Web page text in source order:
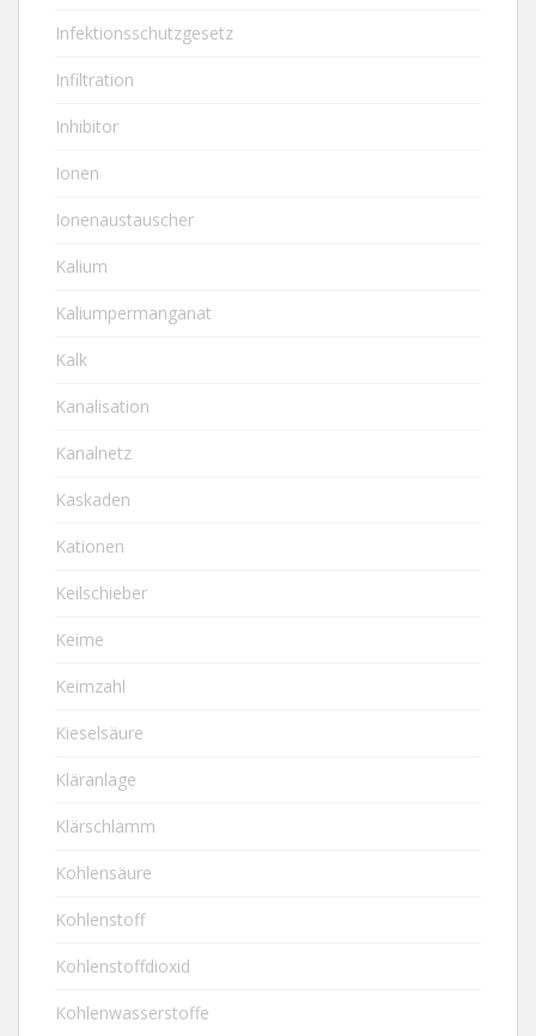
Infektionsschutzgesetz
Infiltration
Inhibitor
Ionen
Ionenaustauscher
Kalium
Kaliumpermanganat
Kalk
Kanalisation
Kanalnetz
Kaskaden
Kationen
Keilschieber
Keime
Keimzahl
Kieselsäure
Kläranlage
Klärschlamm
Kohlensäure
Kohlenstoff
Kohlenstoffdioxid
Kohlenwasserstoffe